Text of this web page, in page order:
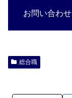
お問い合わせ
総合職